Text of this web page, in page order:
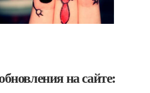
на сайте: